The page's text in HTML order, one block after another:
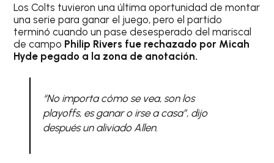
Los Colts tuvieron una última oportunidad de montar
una serie para ganar el juego, pero el partido
terminó cuando un pase desesperado del mariscal
de campo Philip Rivers fue rechazado por Micah
Hyde pegado a la zona de anotación.
“No importa cómo se vea, son los
playoffs, es ganar o irse a casa”, dijo
después un aliviado Allen.